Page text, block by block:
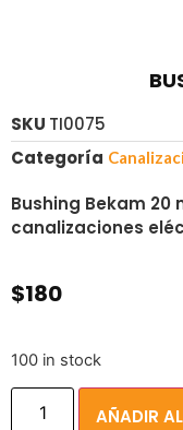
SKU TI0075
Categoría
Bushing Bekam
canalizaciones
$180
100 in stock
AÑADIR